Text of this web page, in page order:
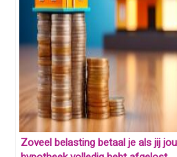
Zoveel belasting betaal je als jij